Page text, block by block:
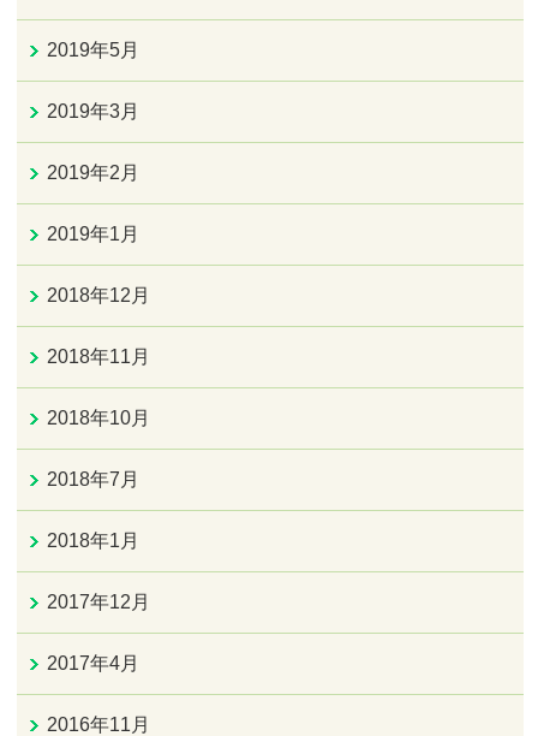
2019年5月
2019年3月
2019年2月
2019年1月
2018年12月
2018年11月
2018年10月
2018年7月
2018年1月
2017年12月
2017年4月
2016年11月